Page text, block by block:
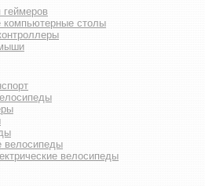
компьютерные столы
велосипеды
велосипеды